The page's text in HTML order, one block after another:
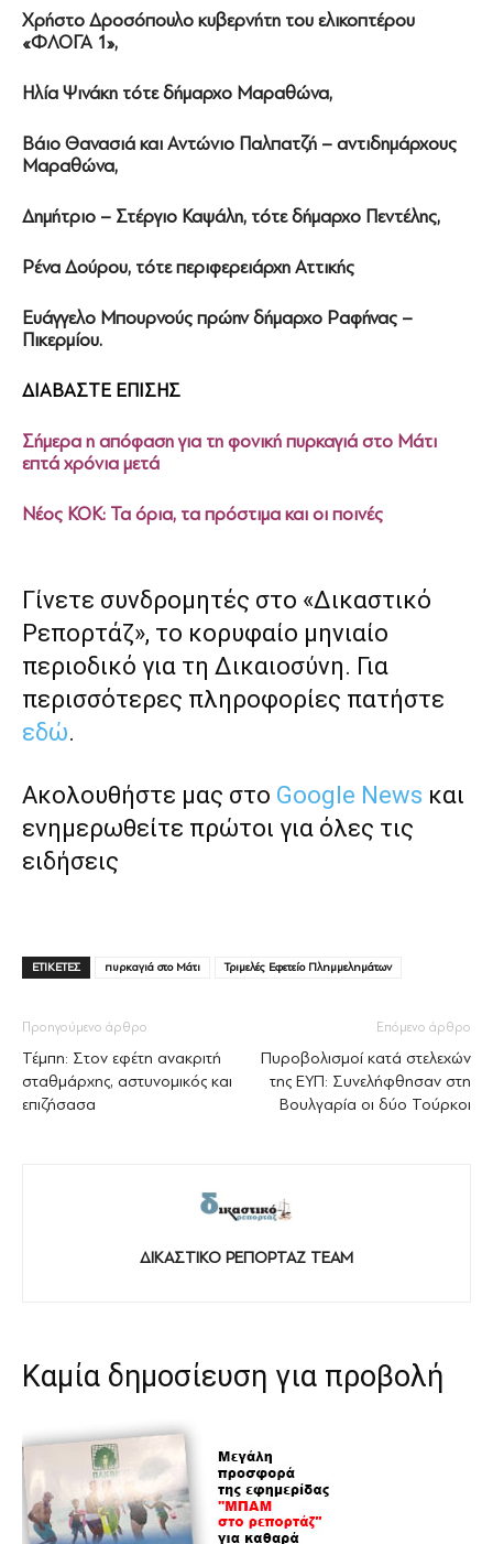
Χρήστο Δροσόπουλο κυβερνήτη του ελικοπτέρου
«ΦΛΟΓΑ 1»,
Ηλία Ψινάκη τότε δήμαρχο Μαραθώνα,
Βάιο Θανασιά και Αντώνιο Παλπατζή – αντιδημάρχους
Μαραθώνα,
Δημήτριο – Στέργιο Καψάλη, τότε δήμαρχο Πεντέλης,
Ρένα Δούρου, τότε περιφερειάρχη Αττικής
Ευάγγελο Μπουρνούς πρώην δήμαρχο Ραφήνας –
Πικερμίου.
ΔΙΑΒΑΣΤΕ ΕΠΙΣΗΣ
Σήμερα η απόφαση για τη φονική πυρκαγιά στο Μάτι
επτά χρόνια μετά
Νέος ΚΟΚ: Τα όρια, τα πρόστιμα και οι ποινές
Γίνετε συνδρομητές στο «Δικαστικό
Ρεπορτάζ», το κορυφαίο μηνιαίο
περιοδικό για τη Δικαιοσύνη. Για
περισσότερες πληροφορίες πατήστε
εδώ.
Ακολουθήστε μας στο Google News και
ενημερωθείτε πρώτοι για όλες τις
ειδήσεις
ΕΤΙΚΕΤΕΣ πυρκαγιά στο Μάτι Τριμελές Εφετείο Πλημμελημάτων
Προηγούμενο άρθρο
Τέμπη: Στον εφέτη ανακριτή
σταθμάρχης, αστυνομικός και
επιζήσασα
Επόμενο άρθρο
Πυροβολισμοί κατά στελεχών
της ΕΥΠ: Συνελήφθησαν στη
Βουλγαρία οι δύο Τούρκοι
ΔΙΚΑΣΤΙΚΟ ΡΕΠΟΡΤΑΖ TEAM
Καμία δημοσίευση για προβολή